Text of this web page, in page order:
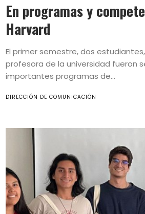
En programas y
Harvard
El primer semestre, dos
profesora de la universidad fueron
importantes programas de...
DIRECCIÓN DE COMUNICACIÓN